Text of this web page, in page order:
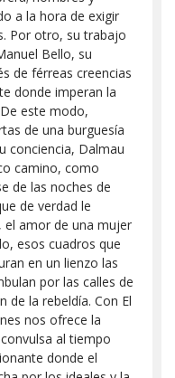
a la hora de exigir
Por otro, su trabajo
Bello, su
de férreas creencias
donde imperan la
este modo,
de una burguesía
conciencia, Dalmau
camino, como
de las noches de
de verdad le
el amor de una mujer
esos cuadros que
en un lienzo las
por las calles de
de la rebeldía. Con El
nos ofrece la
al tiempo
donde el